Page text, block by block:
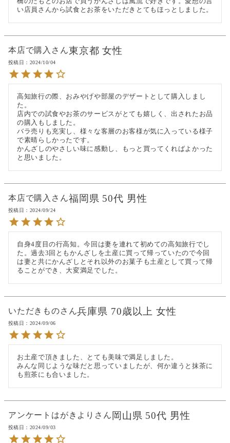
い店員さんから試食とお茶をいただきとてもほっとしました。
本店で購入 東京都 女性
投稿日 2024/10/04
高知旅行の際、おみやげや部屋のデザートとして購入しまし
た。
店内での試食やお茶のサービスがとても嬉しく、出されたお品
の購入もしました。
バラ売りも充実し、様々な客層のお客様が気に入っている様子
で素晴らしかったです。
かんざしのやさしい味に感動し、もっと買ってくればよかった
と思いました。
本店で購入 福岡県 50代 男性
投稿日 2024/09/24
自身4度目の行高知。今回は妻を連れて初めての高知旅行でし
た。過去3回ともかんざしを土産に買って帰っていたので今回
は妻と共にかんざしとそれ以外のお菓子も土産として買って帰
ることができ、大変満足でした。
いただきもの 兵庫県 70歳以上 女性
投稿日 2024/09/06
お土産で頂きました、とても美味で満足しました。
みんな同じような味だと思っていましたが、何か違うと抹茶に
も煎茶にも合いました。
アンケートはがきより 岡山県 50代 男性
投稿日 2024/09/03